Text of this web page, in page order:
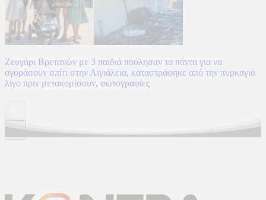
Ζευγάρι Βρετανών με 3 παιδιά πούλησαν τα πάντα για να
αγοράσουν σπίτι στην Αιγιάλεια, καταστράφηκε από την πυρκαγιά
λίγο πριν μετακομίσουν, φωτογραφίες